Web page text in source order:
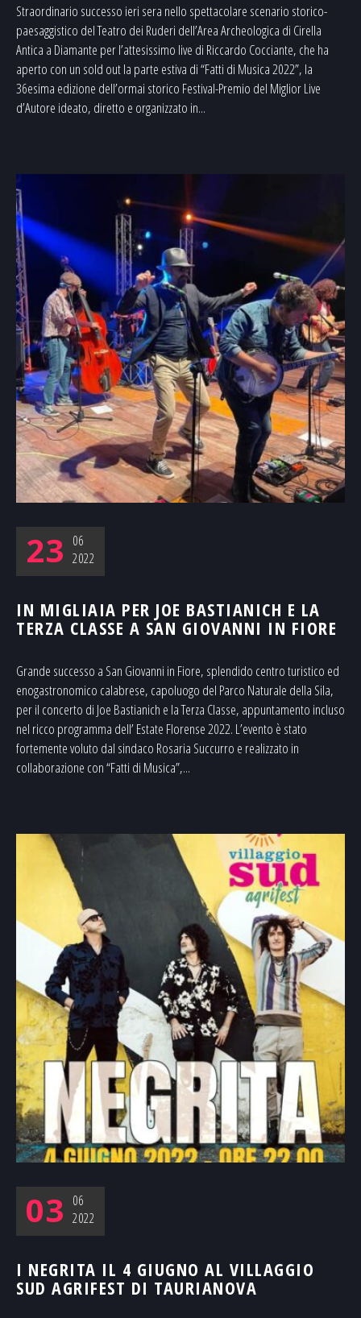
Straordinario successo ieri sera nello spettacolare scenario storico-
paesaggistico del Teatro dei Ruderi dell’Area Archeologica di Cirella
Antica a Diamante per l’attesissimo live di Riccardo Cocciante, che ha
aperto con un sold out la parte estiva di “Fatti di Musica 2022”, la
36esima edizione dell’ormai storico Festival-Premio del Miglior Live
d’Autore ideato, diretto e organizzato in...
23 06
2022
IN MIGLIAIA PER JOE BASTIANICH E LA
TERZA CLASSE A SAN GIOVANNI IN FIORE
Grande successo a San Giovanni in Fiore, splendido centro turistico ed
enogastronomico calabrese, capoluogo del Parco Naturale della Sila,
per il concerto di Joe Bastianich e la Terza Classe, appuntamento incluso
nel ricco programma dell’ Estate Florense 2022. L’evento è stato
fortemente voluto dal sindaco Rosaria Succurro e realizzato in
collaborazione con “Fatti di Musica”,...
03 06
2022
I NEGRITA IL 4 GIUGNO AL VILLAGGIO
SUD AGRIFEST DI TAURIANOVA